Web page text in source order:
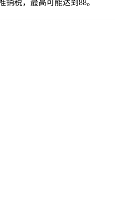
税，最高可能达到88。